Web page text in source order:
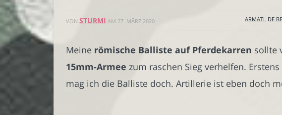
VON STURMI AM 27. MÄRZ 2020 ARMATI DE
Meine römische Balliste auf Pferdekarren sollte
15mm-Armee zum raschen Sieg verhelfen.
mag ich die Balliste doch. Artillerie ist eben doch